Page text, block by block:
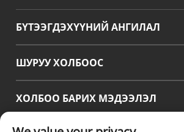
БҮТЭЭГДЭХҮҮНИЙ АНГИЛАЛ
ШУРУУ ХОЛБООС
ХОЛБОО БАРИХ МЭДЭЭЛЭЛ